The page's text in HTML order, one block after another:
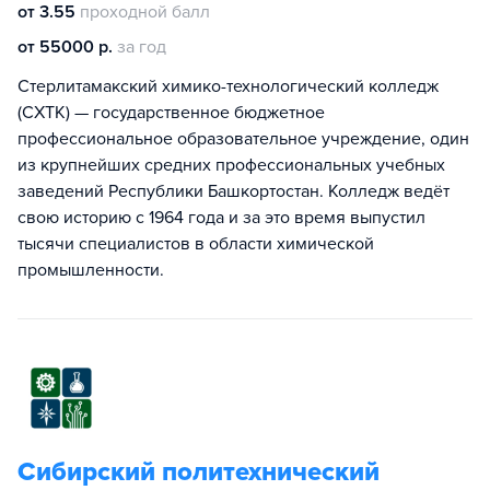
от 3.55 проходной балл
от 55000 р. за год
Стерлитамакский химико-технологический колледж
(СХТК) — государственное бюджетное
профессиональное образовательное учреждение, один
из крупнейших средних профессиональных учебных
заведений Республики Башкортостан. Колледж ведёт
свою историю с 1964 года и за это время выпустил
тысячи специалистов в области химической
промышленности.
Сибирский политехнический